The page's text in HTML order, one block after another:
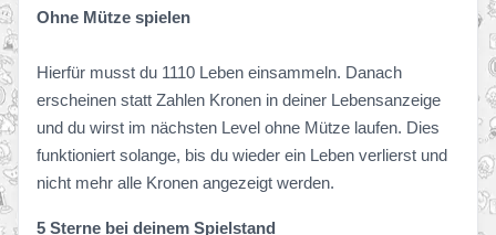
Ohne Mütze spielen
Hierfür musst du 1110 Leben einsammeln. Danach
erscheinen statt Zahlen Kronen in deiner Lebensanzeige
und du wirst im nächsten Level ohne Mütze laufen. Dies
funktioniert solange, bis du wieder ein Leben verlierst und
nicht mehr alle Kronen angezeigt werden.
5 Sterne bei deinem Spielstand